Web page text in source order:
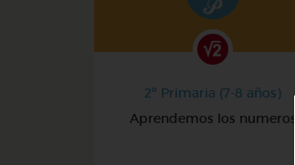
2º Primaria (7-8 años)
Aprendemos los numeros